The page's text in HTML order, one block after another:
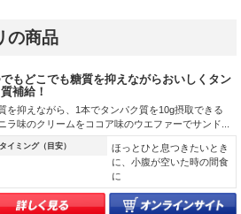
の商品
もどこでも糖質を抑えながらおいしくタン
補給！
を抑えながら、1本でタンパク質を10g摂取できる
ラ味のクリームをココア味のウエファーでサンド...
イミング（目安）
ほっとひと息つきたいとき
に、小腹が空いた時の間食
に